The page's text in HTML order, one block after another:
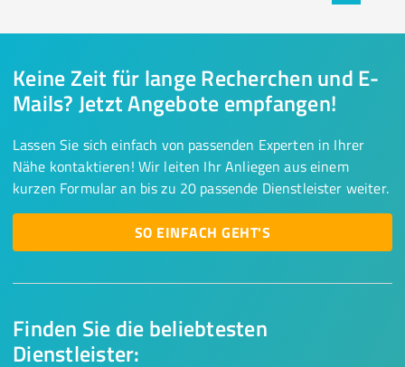
Finden Sie die beliebtesten
Dienstleister:
Keine Zeit für lange Recherchen und E-
Mails? Jetzt Angebote empfangen!
Lassen Sie sich einfach von passenden Experten in Ihrer
Nähe kontaktieren! Wir leiten Ihr Anliegen aus einem
kurzen Formular an bis zu 20 passende Dienstleister weiter.
SO EINFACH GEHT'S